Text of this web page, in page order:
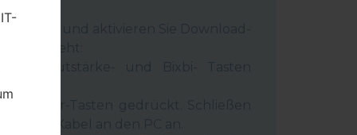
aus und aktivieren Sie Download-
wie es geht:
, Lautstärke- und Bixbi- Tasten
Leiser-Tasten gedrückt. Schließen
USB-Kabel an den PC an.